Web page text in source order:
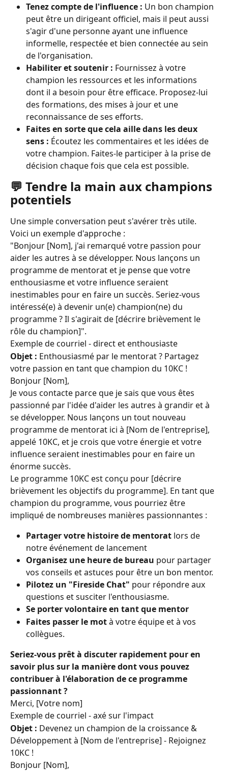
Tenez compte de l'influence : Un bon champion
peut être un dirigeant officiel, mais il peut aussi
s'agir d'une personne ayant une influence
informelle, respectée et bien connectée au sein
de l'organisation.
Habiliter et soutenir : Fournissez à votre
champion les ressources et les informations
dont il a besoin pour être efficace. Proposez-lui
des formations, des mises à jour et une
reconnaissance de ses efforts.
Faites en sorte que cela aille dans les deux
sens : Écoutez les commentaires et les idées de
votre champion. Faites-le participer à la prise de
décision chaque fois que cela est possible.
💬 Tendre la main aux champions
potentiels
Une simple conversation peut s'avérer très utile.
Voici un exemple d'approche :
"Bonjour [Nom], j'ai remarqué votre passion pour
aider les autres à se développer. Nous lançons un
programme de mentorat et je pense que votre
enthousiasme et votre influence seraient
inestimables pour en faire un succès. Seriez-vous
intéressé(e) à devenir un(e) champion(ne) du
programme ? Il s'agirait de [décrire brièvement le
rôle du champion]".
Exemple de courriel - direct et enthousiaste
Objet : Enthousiasmé par le mentorat ? Partagez
votre passion en tant que champion du 10KC !
Bonjour [Nom],
Je vous contacte parce que je sais que vous êtes
passionné par l'idée d'aider les autres à grandir et à
se développer. Nous lançons un tout nouveau
programme de mentorat ici à [Nom de l'entreprise],
appelé 10KC, et je crois que votre énergie et votre
influence seraient inestimables pour en faire un
énorme succès.
Le programme 10KC est conçu pour [décrire
brièvement les objectifs du programme]. En tant que
champion du programme, vous pourriez être
impliqué de nombreuses manières passionnantes :
Partager votre histoire de mentorat lors de
notre événement de lancement
Organisez une heure de bureau pour partager
vos conseils et astuces pour être un bon mentor.
Pilotez un "Fireside Chat" pour répondre aux
questions et susciter l'enthousiasme.
Se porter volontaire en tant que mentor
Faites passer le mot à votre équipe et à vos
collègues.
Seriez-vous prêt à discuter rapidement pour en
savoir plus sur la manière dont vous pouvez
contribuer à l'élaboration de ce programme
passionnant ?
Merci, [Votre nom]
Exemple de courriel - axé sur l'impact
Objet : Devenez un champion de la croissance &
Développement à [Nom de l'entreprise] - Rejoignez
10KC !
Bonjour [Nom],